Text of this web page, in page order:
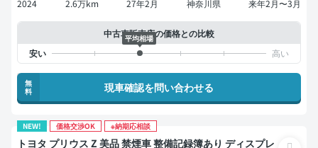
2024 2.6万km 27年2月 神奈川県 来年2月〜3月
中古車販売店の価格との比較
平均相場
無
料
現車確認を問い合わせる
NEW! 価格交渉OK ※納期応相談
トヨタ プリウス Z 美品 禁煙車 整備記録簿あり ディスプレ